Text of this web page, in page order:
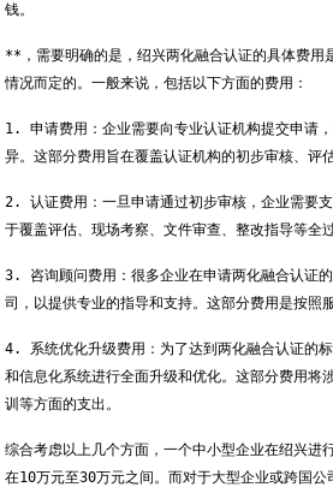
钱。
**，需要明确的是，绍兴两化融合认证的具体费用
情况而定的。一般来说，包括以下方面的费用：
1. 申请费用：企业需要向专业认证机构提交申请
异。这部分费用旨在覆盖认证机构的初步审核、评
2. 认证费用：一旦申请通过初步审核，企业需要
于覆盖评估、现场考察、文件审查、整改指导等全
3. 咨询顾问费用：很多企业在申请两化融合认证
司，以提供专业的指导和支持。这部分费用是按照
4. 系统优化升级费用：为了达到两化融合认证的
和信息化系统进行全面升级和优化。这部分费用将
训等方面的支出。
综合考虑以上几个方面，一个中小型企业在绍兴进
在10万元至30万元之间。而对于大型企业或跨国